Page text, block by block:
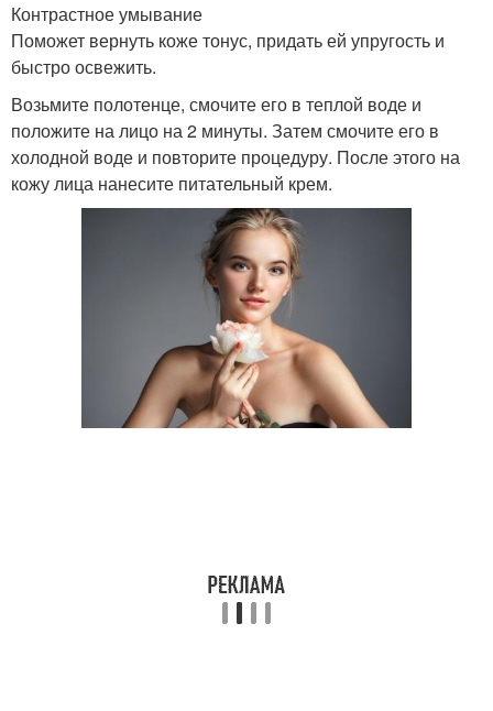
Контрастное умывание
Поможет вернуть коже тонус, придать ей упругость и
быстро освежить.
Возьмите полотенце, смочите его в теплой воде и
положите на лицо на 2 минуты. Затем смочите его в
холодной воде и повторите процедуру. После этого на
кожу лица нанесите питательный крем.